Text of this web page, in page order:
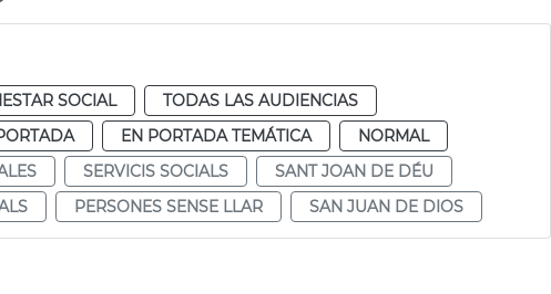
SOCIAL
TODAS LAS AUDIENCIAS
EN PORTADA TEMÁTICA
NORMAL
SERVICIS SOCIALS
SANT JOAN DE DÉU
PERSONES SENSE LLAR SAN JUAN DE DIOS